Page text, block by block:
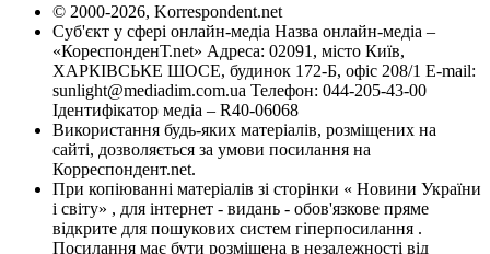
© 2000-2026, Korrespondent.net
Суб'єкт у сфері онлайн-медіа Назва онлайн-медіа –
«КореспонденТ.net» Адреса: 02091, місто Київ,
ХАРКІВСЬКЕ ШОСЕ, будинок 172-Б, офіс 208/1 E-mail:
sunlight@mediadim.com.ua Телефон: 044-205-43-00
Ідентифікатор медіа – R40-06068
Використання будь-яких матеріалів, розміщених на
сайті, дозволяється за умови посилання на
Корреспондент.net.
При копіюванні матеріалів зі сторінки « Новини України
і світу» , для інтернет - видань - обов'язкове пряме
відкрите для пошукових систем гіперпосилання .
Посилання має бути розміщена в незалежності від